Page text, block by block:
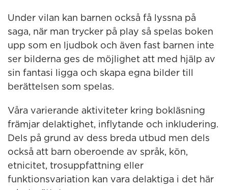
Under vilan kan barnen också få lyssna på
saga, när man trycker på play så spelas boken
upp som en ljudbok och även fast barnen inte
ser bilderna ges de möjlighet att med hjälp av
sin fantasi ligga och skapa egna bilder till
berättelsen som spelas.
Våra varierande aktiviteter kring bokläsning
främjar delaktighet, inflytande och inkludering.
Dels på grund av dess breda utbud men dels
också att barn oberoende av språk, kön,
etnicitet, trosuppfattning eller
funktionsvariation kan vara delaktiga i det här